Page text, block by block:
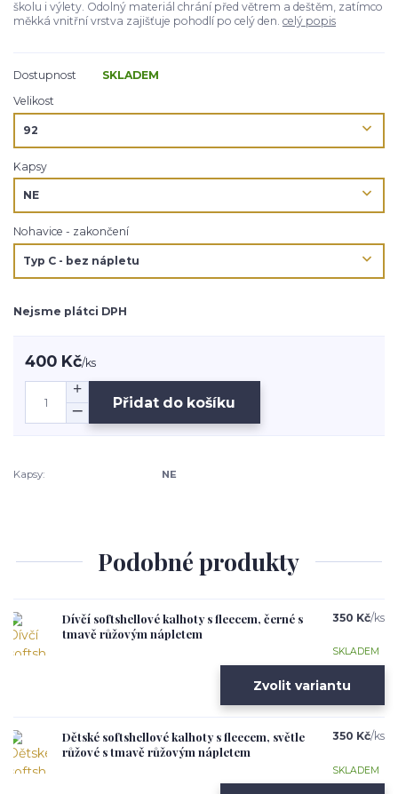
školu i výlety. Odolný materiál chrání před větrem a deštěm, zatímco
měkká vnitřní vrstva zajišťuje pohodlí po celý den. celý popis
Dostupnost
SKLADEM
Velikost
Kapsy
Nohavice - zakončení
Nejsme plátci DPH
400 Kč/ks
Přidat do košíku
Kapsy: NE
Podobné produkty
Dívčí softshellové kalhoty s fleecem, černé s
tmavě růžovým nápletem
350 Kč/ks
SKLADEM
Zvolit variantu
Dětské softshellové kalhoty s fleecem, světle
růžové s tmavě růžovým nápletem
350 Kč/ks
SKLADEM